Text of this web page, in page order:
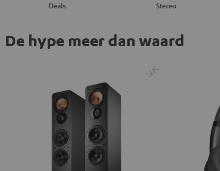
Deals Stereo
De hype meer dan waard